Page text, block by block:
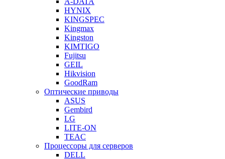
HYNIX
KINGSPEC
Kingmax
Kingston
KIMTIGO
Fujitsu
GEIL
Hikvision
GoodRam
Оптические приводы
ASUS
Gembird
LG
LITE-ON
TEAC
Процессоры для серверов
DELL